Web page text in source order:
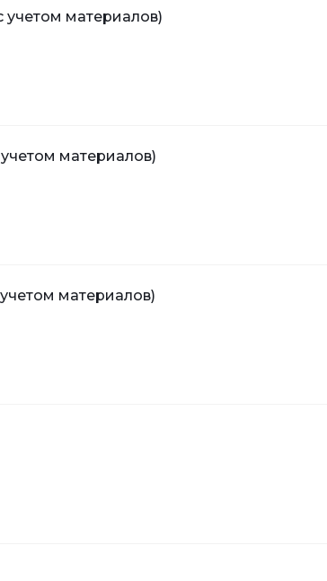
учетом материалов)
материалов)
материалов)